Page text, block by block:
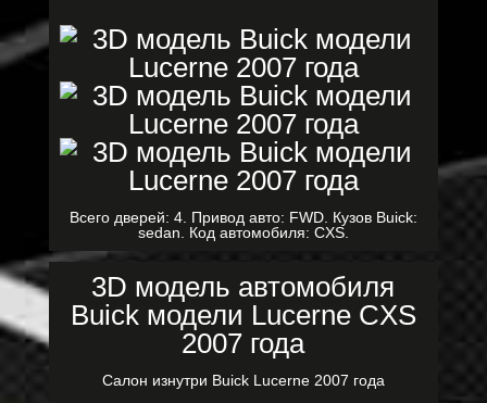
Всего дверей: 4. Привод авто: FWD. Кузов Buick:
sedan. Код автомобиля: CXS.
3D модель автомобиля
Buick модели Lucerne CXS
2007 года
Салон изнутри Buick Lucerne 2007 года